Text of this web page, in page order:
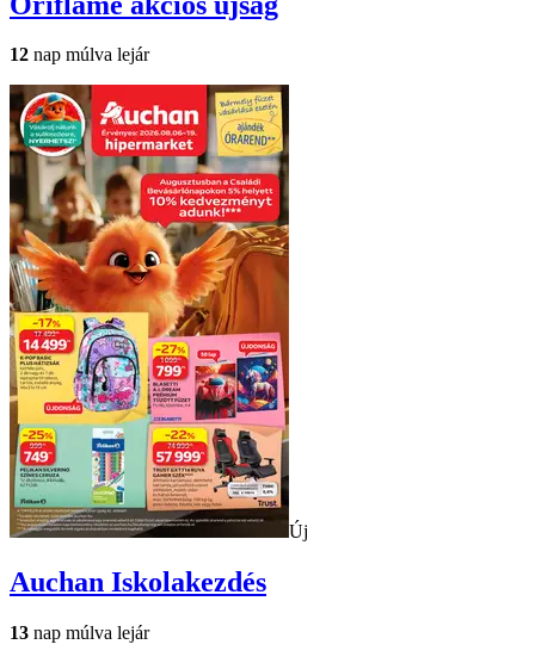
12 nap múlva lejár
Új
Auchan Iskolakezdés
13 nap múlva lejár